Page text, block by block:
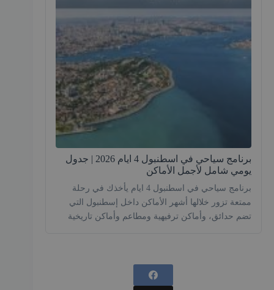
برنامج سياحي في اسطنبول 4 ايام 2026 | جدول
يومي شامل لأجمل الأماكن
برنامج سياحي في اسطنبول 4 ايام يأخذك في رحلة
ممتعة تزور خلالها أشهر الأماكن داخل إسطنبول التي
تضم حدائق، وأماكن ترفيهية ومطاعم وأماكن تاريخية
المدن التركية الرائعة إلا أن إسطنبول وجهة […]